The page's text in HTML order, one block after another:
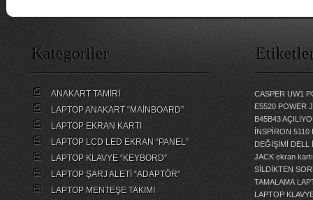
Kategoriler
ANAKART TAMİRİ
LAPTOP ANAKART “MAİNBOARD”
LAPTOP EKRAN KARTI
LAPTOP LCD LED EKRAN “PANEL”
LAPTOP KLAVYE “KEYBORD”
LAPTOP ŞARJ ALETİ “ADAPTÖR”
LAPTOP MENTEŞE TAKIMI
CASPER UW1
E5520 POWER
B45B43
İNSPİRON
DEĞİŞİMİ
DELL
JACK ekran
SİLDİKTEN
TAMALAMA
LAPTOP